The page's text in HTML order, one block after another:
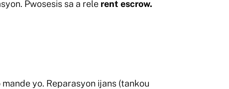
Pwosesis sa a rele rent escrow.
yo. Reparasyon ijans (tankou